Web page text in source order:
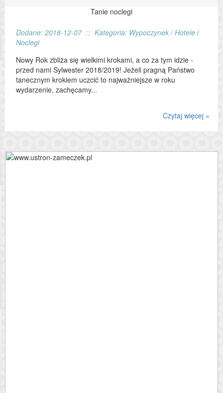
Tanie noclegi
Dodane: 2018-12-07 :: Kategoria: Wypoczynek / Hotele i
Noclegi
Nowy Rok zbliża się wielkimi krokami, a co za tym idzie -
przed nami Sylwester 2018/2019! Jeżeli pragną Państwo
tanecznym krokiem uczcić to najważniejsze w roku
wydarzenie, zachęcamy...
Czytaj więcej »